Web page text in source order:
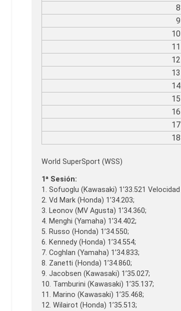
8
9
10
11
12
13
14
15
16
17
18
World SuperSport (WSS)
1ª Sesión:
1. Sofuoglu (Kawasaki) 1’33.521
2. Vd Mark (Honda) 1’34.203;
3. Leonov (MV Agusta) 1’34.360;
4. Menghi (Yamaha) 1’34.402;
5. Russo (Honda) 1’34.550;
6. Kennedy (Honda) 1’34.554;
7. Coghlan (Yamaha) 1’34.833;
8. Zanetti (Honda) 1’34.860;
9. Jacobsen (Kawasaki) 1’35.027;
10. Tamburini (Kawasaki) 1’35.137;
11. Marino (Kawasaki) 1’35.468;
12. Wilairot (Honda) 1’35.513;